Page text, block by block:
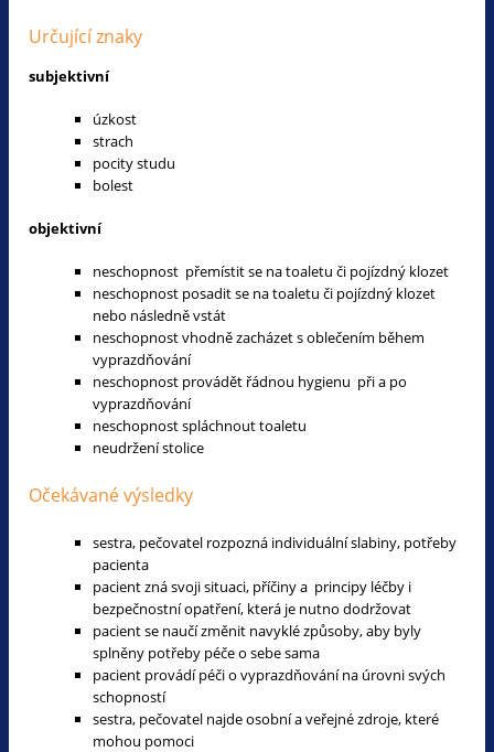
Určující znaky
subjektivní
úzkost
strach
pocity studu
bolest
objektivní
neschopnost přemístit se na toaletu či pojízdný klozet
neschopnost posadit se na toaletu či pojízdný klozet
nebo následně vstát
neschopnost vhodně zacházet s oblečením během
vyprazdňování
neschopnost provádět řádnou hygienu při a po
vyprazdňování
neschopnost spláchnout toaletu
neudržení stolice
Očekávané výsledky
sestra, pečovatel rozpozná individuální slabiny, potřeby
pacienta
pacient zná svoji situaci, příčiny a principy léčby i
bezpečnostní opatření, která je nutno dodržovat
pacient se naučí změnit navyklé způsoby, aby byly
splněny potřeby péče o sebe sama
pacient provádí péči o vyprazdňování na úrovni svých
schopností
sestra, pečovatel najde osobní a veřejné zdroje, které
mohou pomoci